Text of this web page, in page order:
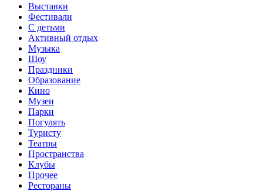
Выставки
Фестивали
С детьми
Активный отдых
Музыка
Шоу
Праздники
Образование
Кино
Музеи
Парки
Погулять
Туристу
Театры
Пространства
Клубы
Прочее
Рестораны